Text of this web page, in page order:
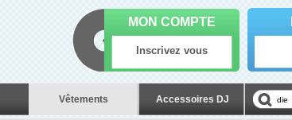
Vêtements Accessoires DJ
MON COMPTE
Inscrivez vous